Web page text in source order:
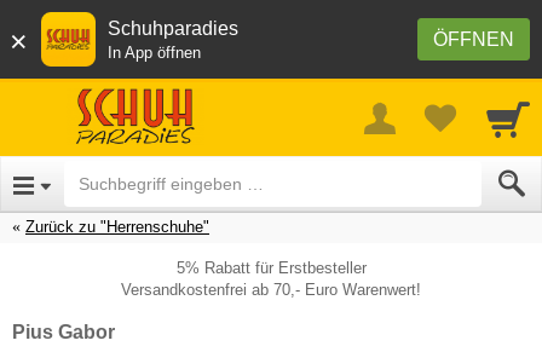
× ÖFFNEN
Schuhparadies
In App öffnen
Zurück zu "Herrenschuhe"
5% Rabatt für Erstbesteller
Versandkostenfrei ab 70,- Euro Warenwert!
Pius Gabor